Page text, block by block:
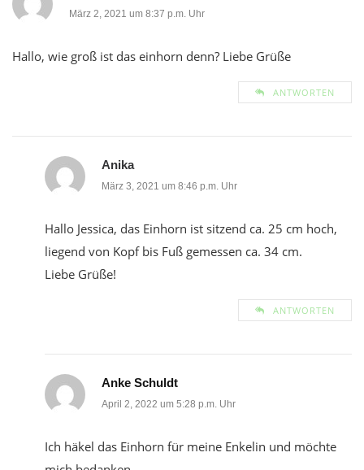
März 2, 2021 um 8:37 p.m. Uhr
Hallo, wie groß ist das einhorn denn? Liebe Grüße
ANTWORTEN
Anika
März 3, 2021 um 8:46 p.m. Uhr
Hallo Jessica, das Einhorn ist sitzend ca. 25 cm hoch,
liegend von Kopf bis Fuß gemessen ca. 34 cm.
Liebe Grüße!
ANTWORTEN
Anke Schuldt
April 2, 2022 um 5:28 p.m. Uhr
Ich häkel das Einhorn für meine Enkelin und möchte